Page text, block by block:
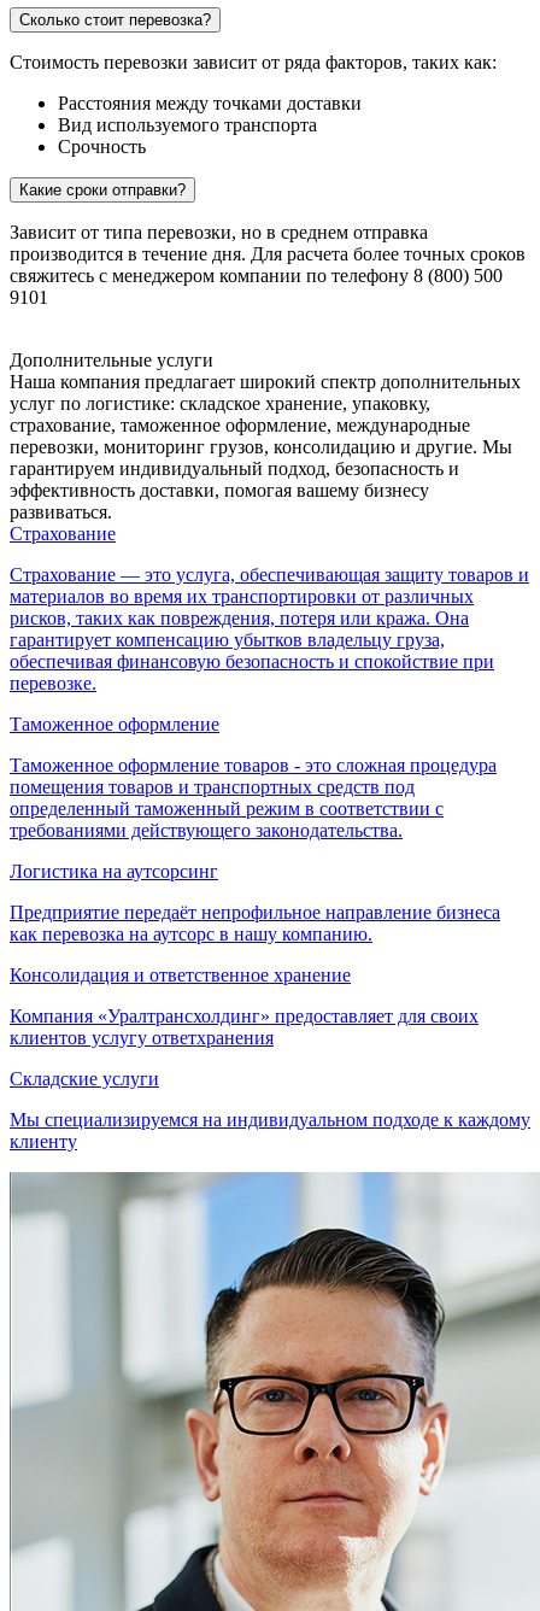
Сколько стоит перевозка?
Стоимость перевозки зависит от ряда факторов, таких как:
Расстояния между точками доставки
Вид используемого транспорта
Срочность
Какие сроки отправки?
Зависит от типа перевозки, но в среднем отправка
производится в течение дня. Для расчета более точных сроков
свяжитесь с менеджером компании по телефону 8 (800) 500
9101
Дополнительные услуги
Наша компания предлагает широкий спектр дополнительных
услуг по логистике: складское хранение, упаковку,
страхование, таможенное оформление, международные
перевозки, мониторинг грузов, консолидацию и другие. Мы
гарантируем индивидуальный подход, безопасность и
эффективность доставки, помогая вашему бизнесу
развиваться.
Страхование
Страхование — это услуга, обеспечивающая защиту товаров и
материалов во время их транспортировки от различных
рисков, таких как повреждения, потеря или кража. Она
гарантирует компенсацию убытков владельцу груза,
обеспечивая финансовую безопасность и спокойствие при
перевозке.
Таможенное оформление
Таможенное оформление товаров - это сложная процедура
помещения товаров и транспортных средств под
определенный таможенный режим в соответствии с
требованиями действующего законодательства.
Логистика на аутсорсинг
Предприятие передаёт непрофильное направление бизнеса
как перевозка на аутсорс в нашу компанию.
Консолидация и ответственное хранение
Компания «Уралтрансхолдинг» предоставляет для своих
клиентов услугу ответхранения
Складские услуги
Мы специализируемся на индивидуальном подходе к каждому
клиенту